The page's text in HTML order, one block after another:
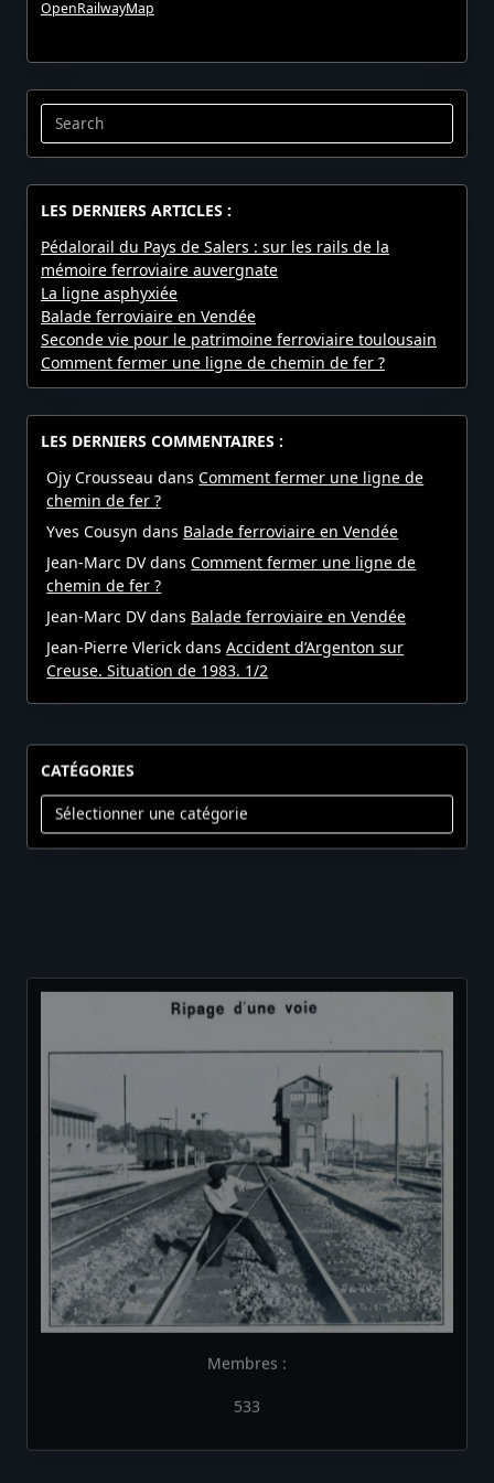
OpenRailwayMap
Search
for:
LES DERNIERS ARTICLES :
Pédalorail du Pays de Salers : sur les rails de la
mémoire ferroviaire auvergnate
La ligne asphyxiée
Balade ferroviaire en Vendée
Seconde vie pour le patrimoine ferroviaire toulousain
Comment fermer une ligne de chemin de fer ?
LES DERNIERS COMMENTAIRES :
Ojy Crousseau dans Comment fermer une ligne de
chemin de fer ?
Yves Cousyn dans Balade ferroviaire en Vendée
Jean-Marc DVdans Comment fermer une ligne de
chemin de fer ?
Jean-Marc DVdans Balade ferroviaire en Vendée
Jean-Pierre Vlerick dansAccident d’Argenton sur
Creuse. Situation de 1983. 1/2
CATÉGORIES
Catégories
Membres :
533
Les Brèves de la Compagnie